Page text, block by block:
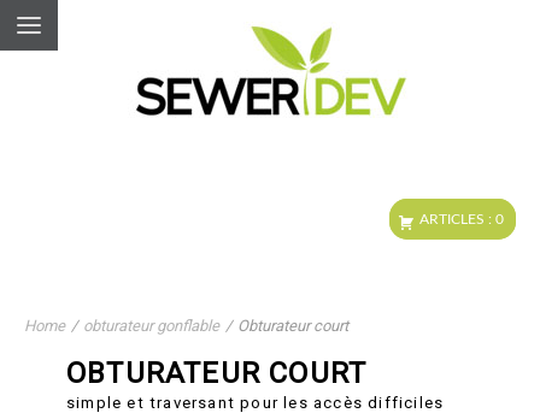
Home / obturateur gonflable / Obturateur court
OBTURATEUR COURT
simple et traversant pour les accès difficiles